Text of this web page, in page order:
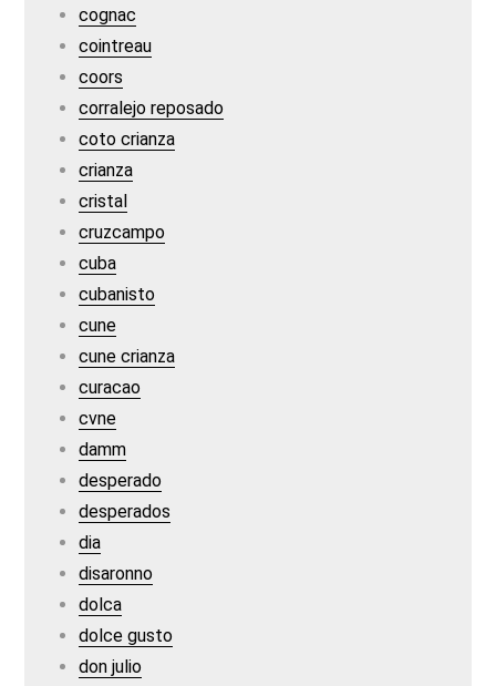
cognac
cointreau
coors
corralejo reposado
coto crianza
crianza
cristal
cruzcampo
cuba
cubanisto
cune
cune crianza
curacao
cvne
damm
desperado
desperados
dia
disaronno
dolca
dolce gusto
don julio